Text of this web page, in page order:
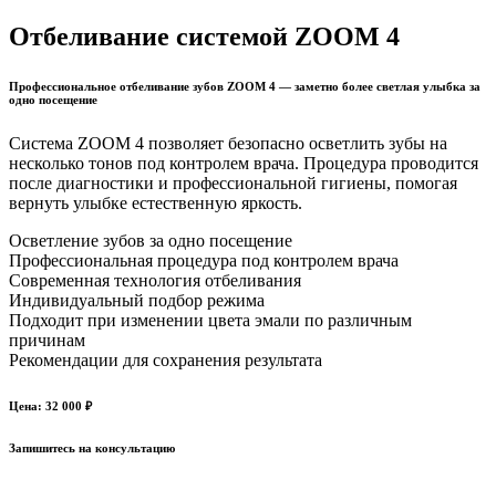
Отбеливание системой ZOOM 4
Профессиональное отбеливание зубов ZOOM 4 — заметно более светлая улыбка за
одно посещение
Система ZOOM 4 позволяет безопасно осветлить зубы на
несколько тонов под контролем врача. Процедура проводится
после диагностики и профессиональной гигиены, помогая
вернуть улыбке естественную яркость.
Осветление зубов за одно посещение
Профессиональная процедура под контролем врача
Современная технология отбеливания
Индивидуальный подбор режима
Подходит при изменении цвета эмали по различным
причинам
Рекомендации для сохранения результата
Цена: 32 000 ₽
Запишитесь на консультацию